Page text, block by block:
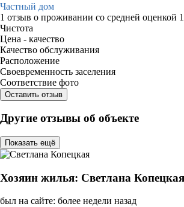
Частный дом
1 отзыв о проживании со средней оценкой
Чистота
Цена - качество
Качество обслуживания
Расположение
Своевременность заселения
Соответствие фото
Оставить отзыв
Другие отзывы об объекте
Показать ещё
Хозяин жилья: Светлана Копецкая
был на сайте: более недели назад